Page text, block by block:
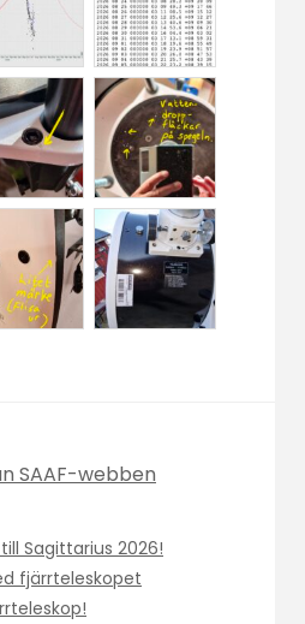
SAAF-webben
Sagittarius 2026!
fjärrteleskopet